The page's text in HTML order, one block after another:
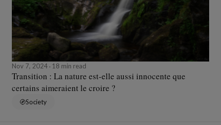
Nov 7, 2024 18 min read
Transition : La nature est-elle aussi innocente que
certains aimeraient le croire ?
Society